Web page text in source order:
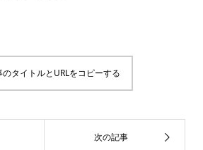
のタイトルとURLをコピーする